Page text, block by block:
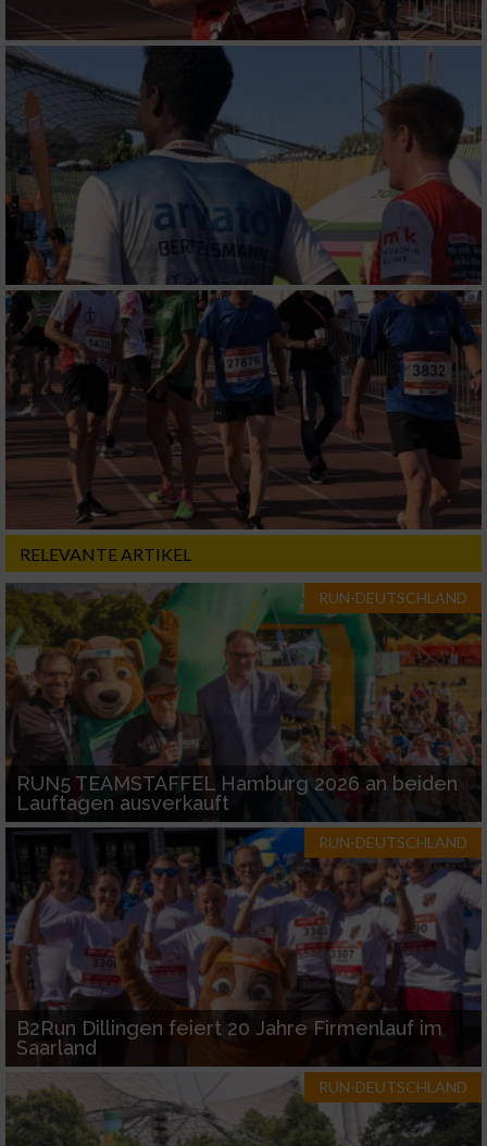
RELEVANTE ARTIKEL
RUN-DEUTSCHLAND
RUN5 TEAMSTAFFEL Hamburg 2026 an beiden
Lauftagen ausverkauft
RUN-DEUTSCHLAND
B2Run Dillingen feiert 20 Jahre Firmenlauf im
Saarland
RUN-DEUTSCHLAND
IAB-Besonderheiten:
Verwendung genauer Standortdaten
Geräte anhand von aktiv angeforderten
Informationen identifizieren
Nicht-IAB-Verarbeitungszwecke:
Notwendig
Performance
Funktional
Werbung